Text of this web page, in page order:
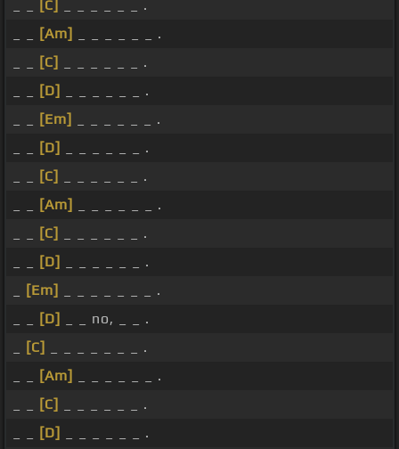
[C]
_ _ _ _ _ _ .
[Am]
_ _ _ _ _ _ .
[C]
_ _ _ _ _ _ .
[D]
_ _ _ _ _ _ .
[Em]
_ _ _ _ _ _ .
[D]
_ _ _ _ _ _ .
[C]
_ _ _ _ _ _ .
[Am]
_ _ _ _ _ _ .
[C]
_ _ _ _ _ _ .
[D]
_ _ _ _ _ _ .
[Em]
_ _ _ _ _ _ _ .
[D]
_ _ no, _ _ .
[C]
_ _ _ _ _ _ _ .
[Am]
_ _ _ _ _ _ .
[C]
_ _ _ _ _ _ .
[D]
_ _ _ _ _ _ .